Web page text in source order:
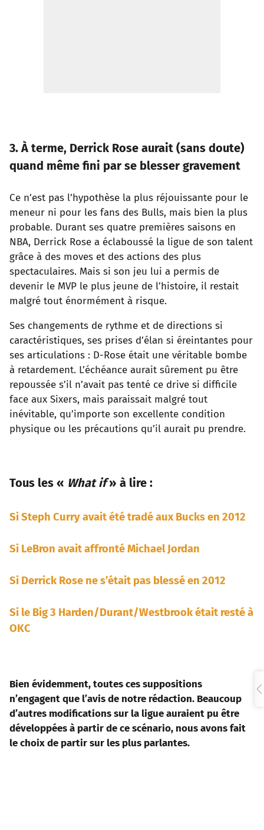
3. À terme, Derrick Rose aurait (sans doute)
quand même fini par se blesser gravement
Ce n’est pas l’hypothèse la plus réjouissante pour le
meneur ni pour les fans des Bulls, mais bien la plus
probable. Durant ses quatre premières saisons en
NBA, Derrick Rose a éclaboussé la ligue de son talent
grâce à des moves et des actions des plus
spectaculaires. Mais si son jeu lui a permis de
devenir le MVP le plus jeune de l’histoire, il restait
malgré tout énormément à risque.
Ses changements de rythme et de directions si
caractéristiques, ses prises d’élan si éreintantes pour
ses articulations : D-Rose était une véritable bombe
à retardement. L’échéance aurait sûrement pu être
repoussée s’il n’avait pas tenté ce drive si difficile
face aux Sixers, mais paraissait malgré tout
inévitable, qu’importe son excellente condition
physique ou les précautions qu’il aurait pu prendre.
Tous les « What if» à lire :
Si Steph Curry avait été tradé aux Bucks en 2012
Si LeBron avait affronté Michael Jordan
Si Derrick Rose ne s’était pas blessé en 2012
Si le Big 3 Harden/Durant/Westbrook était resté à
OKC
Bien évidemment, toutes ces suppositions
n’engagent que l’avis de notre rédaction. Beaucoup
d’autres modifications sur la ligue auraient pu être
développées à partir de ce scénario, nous avons fait
le choix de partir sur les plus parlantes.